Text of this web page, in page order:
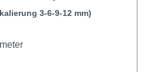
3-6-9-12 mm)